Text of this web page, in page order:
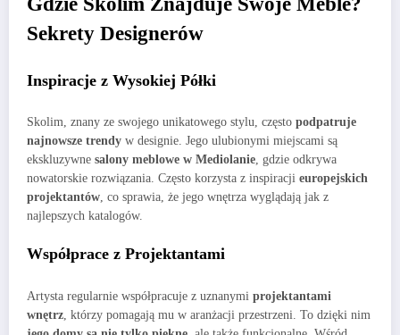
Sekrety Designerów
Inspiracje z Wysokiej Półki
Skolim, znany ze swojego unikatowego stylu, często podpatruje
najnowsze trendy w designie. Jego ulubionymi miejscami są
ekskluzywne salony meblowe w Mediolanie, gdzie odkrywa
nowatorskie rozwiązania. Często korzysta z inspiracji europejskich
projektantów, co sprawia, że jego wnętrza wyglądają jak z
najlepszych katalogów.
Współprace z Projektantami
Artysta regularnie współpracuje z uznanymi projektantami
wnętrz , którzy pomagają mu w aranżacji przestrzeni. To dzięki nim